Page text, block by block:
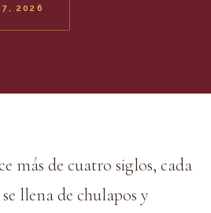
2026
más de cuatro siglos, cada
llena de chulapos y